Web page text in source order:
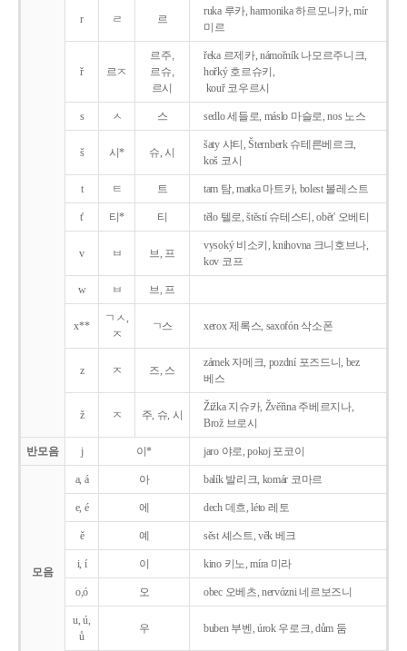
r ㄹ 르
ruka 루카, harmonika 하르모니카, mír
미르
ř 르ㅈ
르주,
르슈,
르시
řeka 르제카, námořník 나모르주니크,
hořký 호르슈키,
kouř 코우르시
s ㅅ 스 sedlo 세들로, máslo 마슬로, nos 노스
š 시* 슈, 시
šaty 샤티, Šternberk 슈테른베르크,
koš 코시
t ㅌ 트 tam 탐, matka 마트카, bolest 볼레스트
t' 티* 티 tělo 텔로, štěstí 슈테스티, obět' 오베티
v ㅂ 브, 프
vysoký 비소키, knihovna 크니호브나,
kov 코프
w ㅂ 브, 프
x**
ㄱㅅ,
ㅈ
ㄱ스 xerox 제록스, saxofón 삭소폰
z ㅈ 즈, 스
zámek 자메크, pozdní 포즈드니, bez
베스
ž ㅈ 주, 슈, 시
Žižka 지슈카, Žvěřina 주베르지나,
Brož 브로시
반모음 j 이* jaro 야로, pokoj 포코이
모음
a, á 아 balík 발리크, komár 코마르
e, é 에 dech 데흐, léto 레토
ě 예 sěst 셰스트, věk 베크
i, í 이 kino 키노, míra 미라
o,ó 오 obec 오베츠, nervózni 네르보즈니
u, ú,
ů
우 buben 부벤, úrok 우로크, dům 둠